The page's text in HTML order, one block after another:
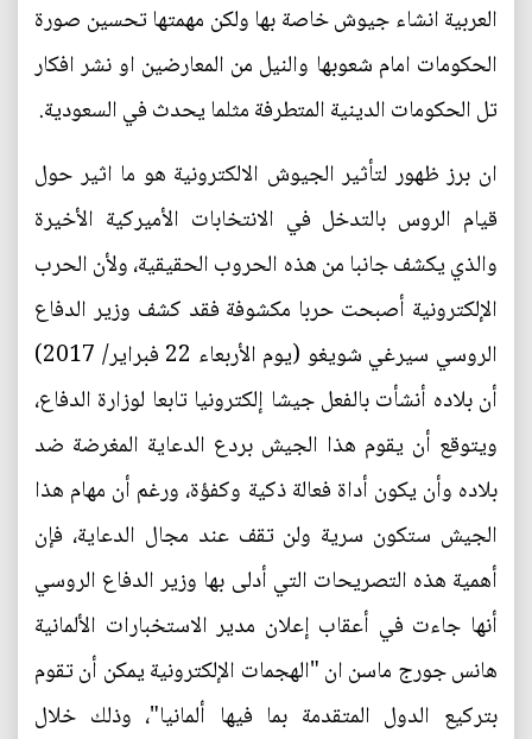
العربية انشاء جيوش خاصة بها ولكن مهمتها تحسين صورة
الحكومات امام شعوبها والنيل من المعارضين او نشر افكار
تل الحكومات الدينية المتطرفة مثلما يحدث في السعودية.
ان برز ظهور لتأثير الجيوش الالكترونية هو ما اثير حول
قيام الروس بالتدخل في الانتخابات الأميركية الأخيرة
والذي يكشف جانبا من هذه الحروب الحقيقية، ولأن الحرب
الإلكترونية أصبحت حربا مكشوفة فقد كشف وزير الدفاع
الروسي سيرغي شويغو (يوم الأربعاء 22 فبراير/ 2017)
أن بلاده أنشأت بالفعل جيشا إلكترونيا تابعا لوزارة الدفاع،
ويتوقع أن يقوم هذا الجيش بردع الدعاية المغرضة ضد
بلاده وأن يكون أداة فعالة ذكية وكفؤة، ورغم أن مهام هذا
الجيش ستكون سرية ولن تقف عند مجال الدعاية، فإن
أهمية هذه التصريحات التي أدلى بها وزير الدفاع الروسي
أنها جاءت في أعقاب إعلان مدير الاستخبارات الألمانية
هانس جورج ماسن ان "الهجمات الإلكترونية يمكن أن تقوم
بتركيع الدول المتقدمة بما فيها ألمانيا"، وذلك خلال